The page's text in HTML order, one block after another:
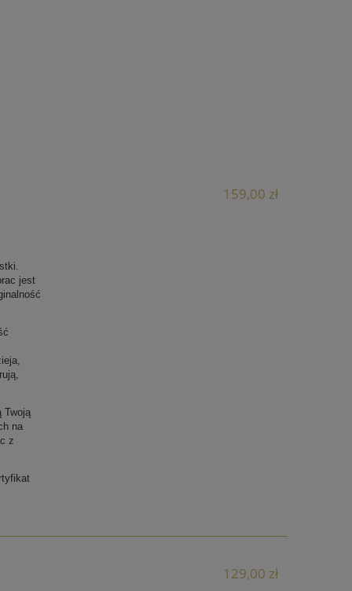
jest
Twoją
na
z
159,00 zł
129,00 zł